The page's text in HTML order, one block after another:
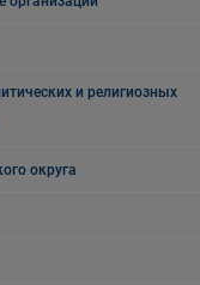
и религиозных
округа